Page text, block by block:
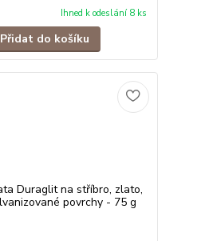
Ihned k odeslání 8 ks
Přidat do košíku